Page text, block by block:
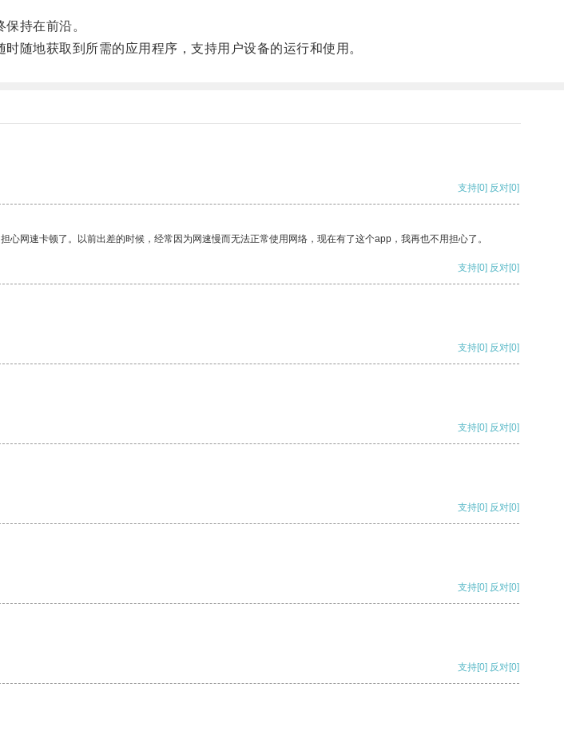
持在前沿。
地获取到所需的应用程序，支持用户设备的运行和使用。
支持[0] 反对[0]
网速卡顿了。以前出差的时候，经常因为网速慢而无法正常使用网络，现在有了这个app，我再也不用担心了。
支持[0] 反对[0]
支持[0] 反对[0]
支持[0] 反对[0]
支持[0] 反对[0]
支持[0] 反对[0]
支持[0] 反对[0]